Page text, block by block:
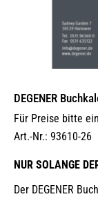
DEGENER
Für Preise bitte
Art.-Nr.: 93610-26
NUR SOLANGE
Der DEGENER